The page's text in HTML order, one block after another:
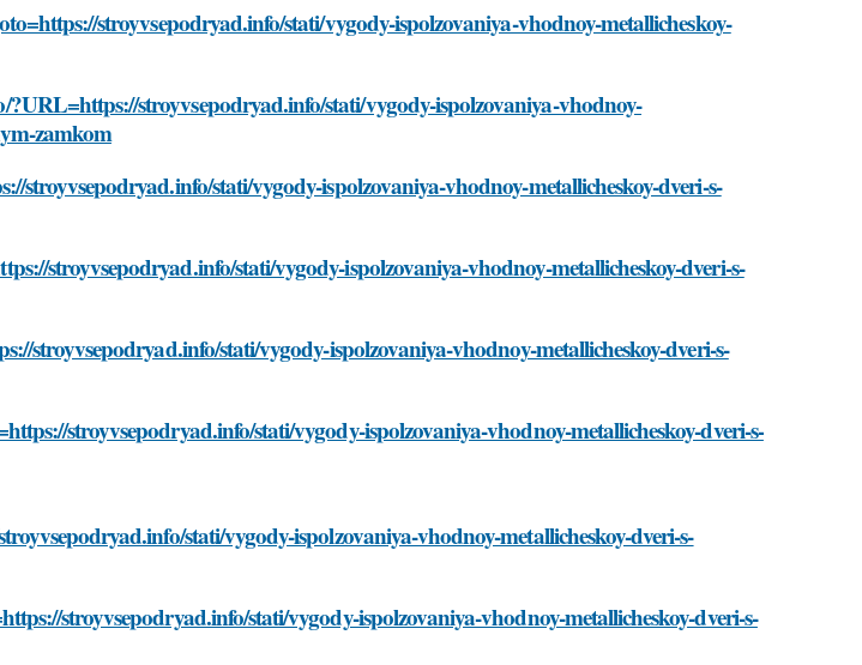
stroyvsepodryad.info/stati/vygody-ispolzovaniya-vhodnoy-metallicheskoy-
stroyvsepodryad.info/stati/vygody-ispolzovaniya-vhodnoy-
zamkom
stroyvsepodryad.info/stati/vygody-ispolzovaniya-vhodnoy-metallicheskoy-dveri-s-
stroyvsepodryad.info/stati/vygody-ispolzovaniya-vhodnoy-metallicheskoy-dveri-s-
stroyvsepodryad.info/stati/vygody-ispolzovaniya-vhodnoy-metallicheskoy-dveri-s-
stroyvsepodryad.info/stati/vygody-ispolzovaniya-vhodnoy-metallicheskoy-dveri-s-
stati/vygody-ispolzovaniya-vhodnoy-metallicheskoy-dveri-s-
stroyvsepodryad.info/stati/vygody-ispolzovaniya-vhodnoy-metallicheskoy-dveri-s-